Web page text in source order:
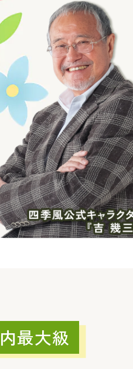
最大級